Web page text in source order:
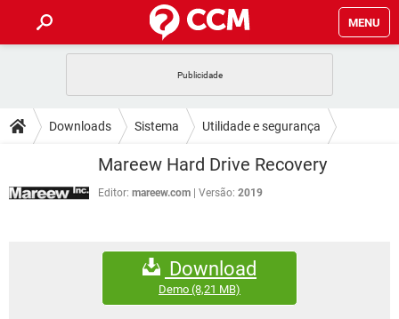
MENU
CELULAR FACEBOOK
EXCEL
INSTAGRAM GMAIL
DICAS
JOGOS
JOGOS WHATSAPP
EXCEL
GMAIL
FÓRUM
FACEBOOK
EXCEL
WHATSAPP
Downloads Sistema Utilidade e segurança
Recuperação de arquivosMareew Hard Drive Recovery
Editor: mareew.com Versão: 2019
Download
Demo (8,21 MB)